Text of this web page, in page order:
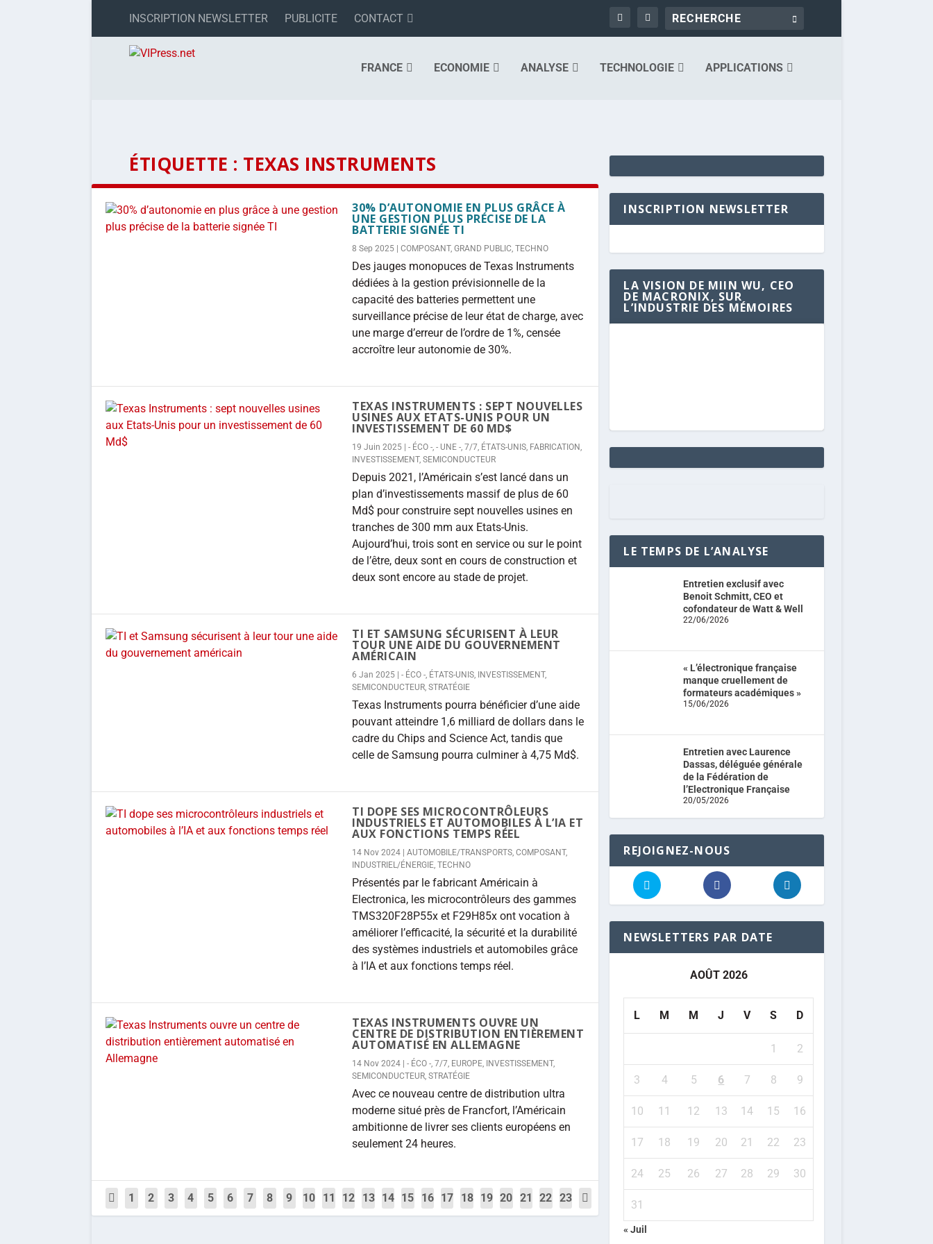
INSCRIPTION NEWSLETTER PUBLICITE CONTACT
FRANCE ECONOMIE ANALYSE TECHNOLOGIE APPLICATIONS
ÉTIQUETTE : TEXAS INSTRUMENTS
30% D’AUTONOMIE EN PLUS GRÂCE À
UNE GESTION PLUS PRÉCISE DE LA
BATTERIE SIGNÉE TI
8 Sep 2025 |COMPOSANT,GRAND PUBLIC,TECHNO
Des jauges monopuces de Texas Instruments
dédiées à la gestion prévisionnelle de la
capacité des batteries permettent une
surveillance précise de leur état de charge, avec
une marge d’erreur de l’ordre de 1%, censée
accroître leur autonomie de 30%.
TEXAS INSTRUMENTS : SEPT NOUVELLES
USINES AUX ETATS-UNIS POUR UN
INVESTISSEMENT DE 60 MD$
19 Juin 2025 |- ÉCO -,- UNE -,7/7, ÉTATS-UNIS, FABRICATION,
INVESTISSEMENT,SEMICONDUCTEUR
Depuis 2021, l’Américain s’est lancé dans un
plan d’investissements massif de plus de 60
Md$ pour construire sept nouvelles usines en
tranches de 300 mm aux Etats-Unis.
Aujourd’hui, trois sont en service ou sur le point
de l’être, deux sont en cours de construction et
deux sont encore au stade de projet.
TI ET SAMSUNG SÉCURISENT À LEUR
TOUR UNE AIDE DU GOUVERNEMENT
AMÉRICAIN
6 Jan 2025 |- ÉCO -, ÉTATS-UNIS, INVESTISSEMENT,
SEMICONDUCTEUR,STRATÉGIE
Texas Instruments pourra bénéficier d’une aide
pouvant atteindre 1,6 milliard de dollars dans le
cadre du Chips and Science Act, tandis que
celle de Samsung pourra culminer à 4,75 Md$.
TI DOPE SES MICROCONTRÔLEURS
INDUSTRIELS ET AUTOMOBILES À L’IA ET
AUX FONCTIONS TEMPS RÉEL
14 Nov 2024 |AUTOMOBILE/TRANSPORTS,COMPOSANT,
INDUSTRIEL/ÉNERGIE,TECHNO
Présentés par le fabricant Américain à
Electronica, les microcontrôleurs des gammes
TMS320F28P55x et F29H85x ont vocation à
améliorer l’efficacité, la sécurité et la durabilité
des systèmes industriels et automobiles grâce
à l’IA et aux fonctions temps réel.
TEXAS INSTRUMENTS OUVRE UN
CENTRE DE DISTRIBUTION ENTIÈREMENT
AUTOMATISÉ EN ALLEMAGNE
14 Nov 2024 |- ÉCO -,7/7, EUROPE, INVESTISSEMENT,
SEMICONDUCTEUR,STRATÉGIE
Avec ce nouveau centre de distribution ultra
moderne situé près de Francfort, l’Américain
ambitionne de livrer ses clients européens en
seulement 24 heures.
1 2 3 4 5 6 7 8 9 10 11 12 13 14 15 16 17 18 19 20 21 22 23
INSCRIPTION NEWSLETTER
LA VISION DE MIIN WU, CEO
DE MACRONIX, SUR
L’INDUSTRIE DES MÉMOIRES
LE TEMPS DE L’ANALYSE
Entretien exclusif avec
Benoit Schmitt, CEO et
cofondateur de Watt & Well
22/06/2026
« L’électronique française
manque cruellement de
formateurs académiques »
15/06/2026
Entretien avec Laurence
Dassas, déléguée générale
de la Fédération de
l’Electronique Française
20/05/2026
REJOIGNEZ-NOUS
NEWSLETTERS PAR DATE
AOÛT 2026
L M M J V S D
1 2
3 4 5 6 7 8 9
10 11 12 13 14 15 16
17 18 19 20 21 22 23
24 25 26 27 28 29 30
31
« Juil